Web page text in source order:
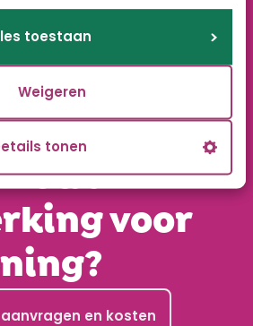
toestaan
Weigeren
tonen
u in
voor
en kosten